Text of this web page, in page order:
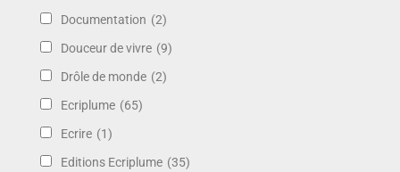
Documentation (2)
Douceur de vivre (9)
Drôle de monde (2)
Ecriplume (65)
Ecrire (1)
Editions Ecriplume (35)